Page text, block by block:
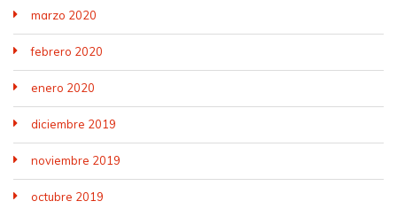
marzo 2020
febrero 2020
enero 2020
diciembre 2019
noviembre 2019
octubre 2019